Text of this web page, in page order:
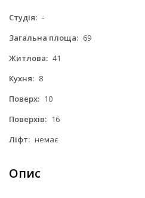
Студія: -
Загальна площа: 69
Житлова: 41
Кухня: 8
Поверх: 10
Поверхів: 16
Ліфт: немає
Опис